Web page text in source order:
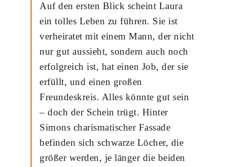
Auf den ersten Blick scheint Laura
ein tolles Leben zu führen. Sie ist
verheiratet mit einem Mann, der nicht
nur gut aussieht, sondern auch noch
erfolgreich ist, hat einen Job, der sie
erfüllt, und einen großen
Freundeskreis. Alles könnte gut sein
– doch der Schein trügt. Hinter
Simons charismatischer Fassade
befinden sich schwarze Löcher, die
größer werden, je länger die beiden